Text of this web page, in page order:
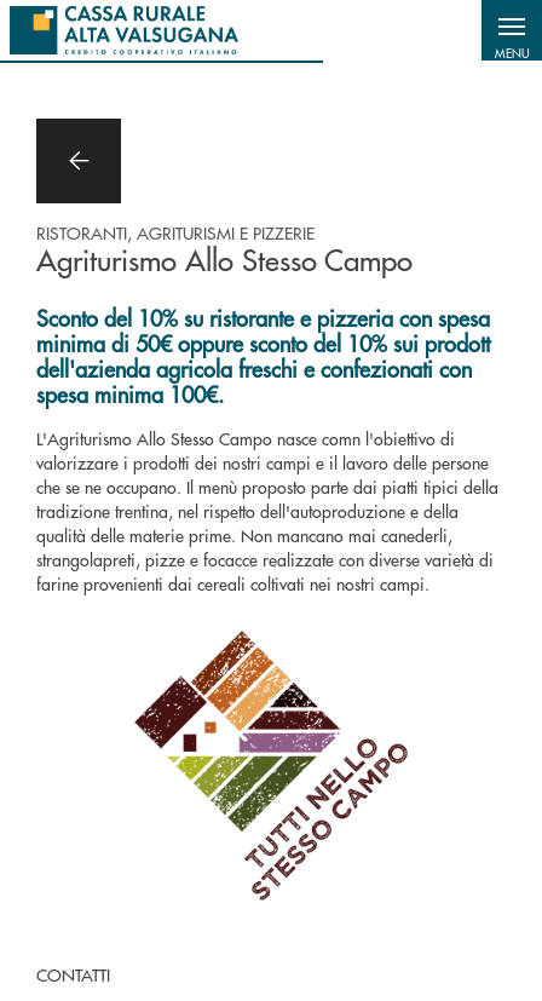
Salta al contenuto principale
MENU
RISTORANTI, AGRITURISMI E PIZZERIE
Agriturismo Allo Stesso Campo
Sconto del 10% su ristorante e pizzeria con spesa
minima di 50€ oppure sconto del 10% sui prodott
dell'azienda agricola freschi e confezionati con
spesa minima 100€.
L'Agriturismo Allo Stesso Campo nasce comn l'obiettivo di
valorizzare i prodotti dei nostri campi e il lavoro delle persone
che se ne occupano. Il menù proposto parte dai piatti tipici della
tradizione trentina, nel rispetto dell'autoproduzione e della
qualità delle materie prime. Non mancano mai canederli,
strangolapreti, pizze e focacce realizzate con diverse varietà di
farine provenienti dai cereali coltivati nei nostri campi.
CONTATTI